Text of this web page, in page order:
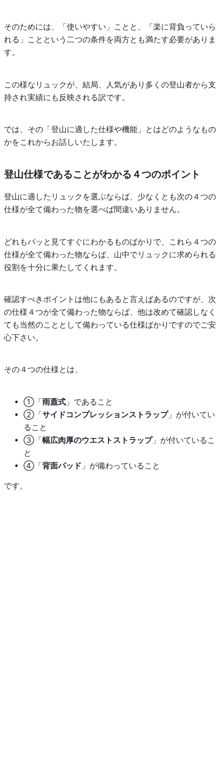
そのためには、「使いやすい」ことと、「楽に背負っていら
れる」ことという二つの条件を両方とも満たす必要がありま
す。
この様なリュックが、結局、人気があり多くの登山者から支
持され実績にも反映される訳です。
では、その「登山に適した仕様や機能」とはどのようなもの
かをこれからお話しいたします。
登山仕様であることがわかる４つのポイント
登山に適したリュックを選ぶならば、少なくとも次の４つの
仕様が全て備わった物を選べば間違いありません。
どれもパッと見てすぐにわかるものばかりで、これら４つの
仕様が全て備わった物ならば、山中でリュックに求められる
役割を十分に果たしてくれます。
確認すべきポイントは他にもあると言えばあるのですが、次
の仕様４つが全て備わった物ならば、他は改めて確認しなく
ても当然のこととして備わっている仕様ばかりですのでご安
心下さい。
その４つの仕様とは、
①「雨蓋式 」であること
②「サイドコンプレッションストラップ」が付いてい
ること
③「幅広肉厚のウエストストラップ」が付いているこ
と
④「背面パッド 」が備わっていること
です。